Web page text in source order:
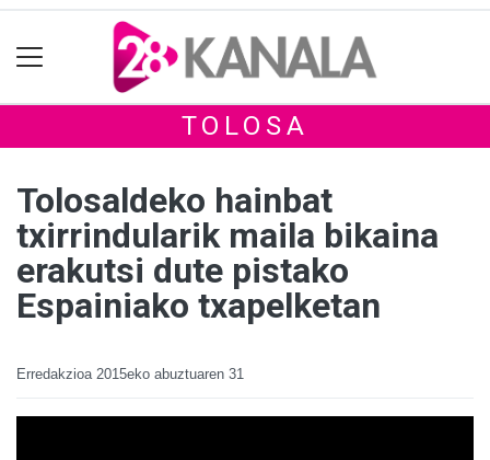
TOLOSA
Tolosaldeko hainbat
txirrindularik maila bikaina
erakutsi dute pistako
Espainiako txapelketan
Erredakzioa 2015eko abuztuaren 31